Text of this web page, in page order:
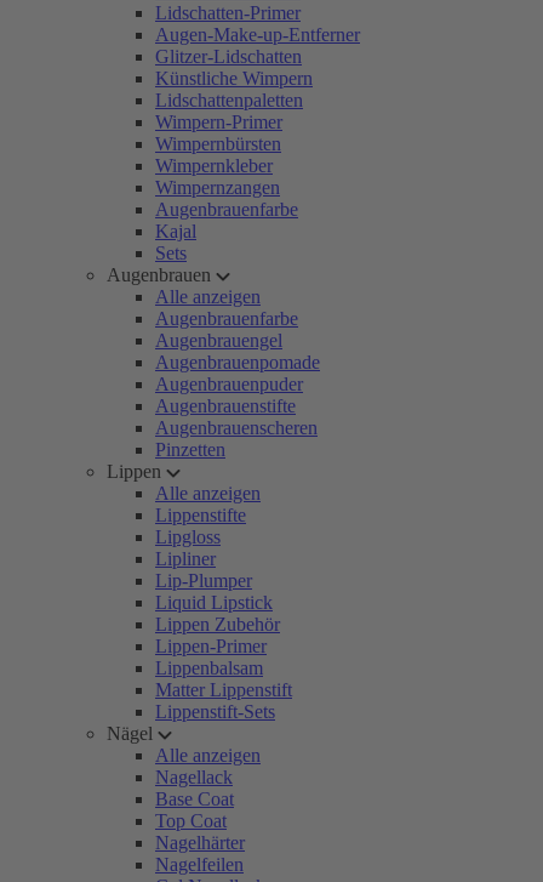
Lidschatten-Primer
Augen-Make-up-Entferner
Glitzer-Lidschatten
Künstliche Wimpern
Lidschattenpaletten
Wimpern-Primer
Wimpernbürsten
Wimpernkleber
Wimpernzangen
Augenbrauenfarbe
Kajal
Sets
Augenbrauen
Alle anzeigen
Augenbrauenfarbe
Augenbrauengel
Augenbrauenpomade
Augenbrauenpuder
Augenbrauenstifte
Augenbrauenscheren
Pinzetten
Lippen
Alle anzeigen
Lippenstifte
Lipgloss
Lipliner
Lip-Plumper
Liquid Lipstick
Lippen Zubehör
Lippen-Primer
Lippenbalsam
Matter Lippenstift
Lippenstift-Sets
Nägel
Alle anzeigen
Nagellack
Base Coat
Top Coat
Nagelhärter
Nagelfeilen